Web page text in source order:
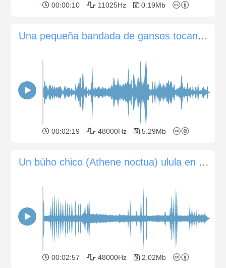
00:00:10 11025Hz 0.19Mb
Una pequeña bandada de gansos tocando la bocina y silbando
00:02:19 48000Hz 5.29Mb
Un búho chico (Athene noctua) ulula en el bosque
00:02:57 48000Hz 2.02Mb